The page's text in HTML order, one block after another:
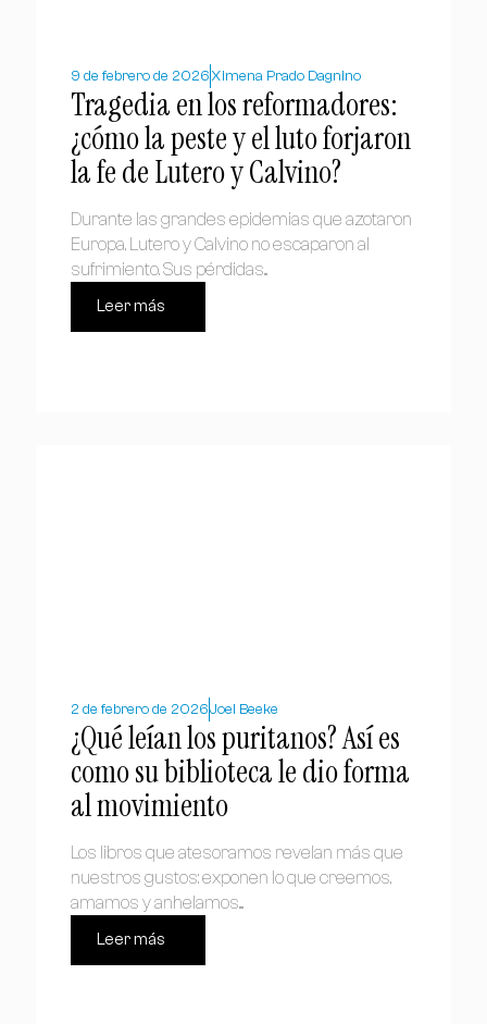
9 de febrero de 2026 Ximena Prado Dagnino
Tragedia en los reformadores:
¿cómo la peste y el luto forjaron
la fe de Lutero y Calvino?
Durante las grandes epidemias que azotaron
Europa, Lutero y Calvino no escaparon al
sufrimiento. Sus pérdidas...
Leer más
2 de febrero de 2026Joel Beeke
¿Qué leían los puritanos? Así es
como su biblioteca le dio forma
al movimiento
Los libros que atesoramos revelan más que
nuestros gustos: exponen lo que creemos,
amamos y anhelamos....
Leer más